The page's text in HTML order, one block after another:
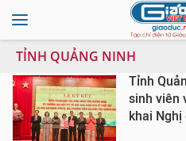
TỈNH QUẢNG NINH
Tỉnh
sinh viên
khai Nghị